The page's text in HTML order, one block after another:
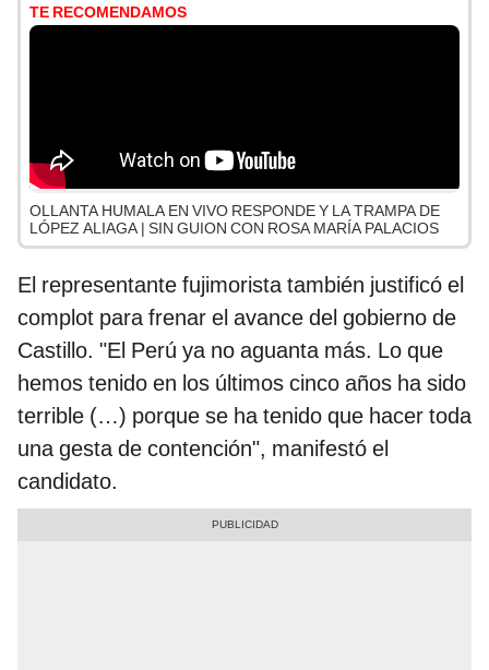
TE RECOMENDAMOS
OLLANTA HUMALA EN VIVO RESPONDE Y LA TRAMPA DE
LÓPEZ ALIAGA | SIN GUION CON ROSA MARÍA PALACIOS
El representante fujimorista también justificó el
complot para frenar el avance del gobierno de
Castillo. "El Perú ya no aguanta más. Lo que
hemos tenido en los últimos cinco años ha sido
terrible (…) porque se ha tenido que hacer toda
una gesta de contención", manifestó el
candidato.